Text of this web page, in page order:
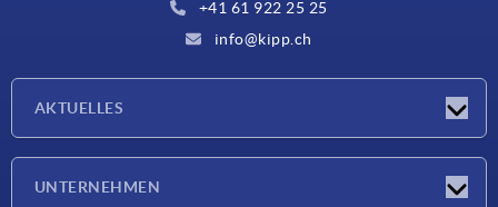
+41 61 922 25 25
info@kipp.ch
AKTUELLES
UNTERNEHMEN